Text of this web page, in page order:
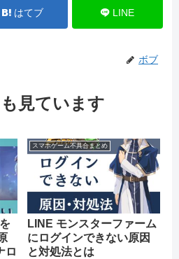
はてブ LINE
ボブ
見ています
ロ
スマホゲーム不具合まとめ
LINE モンスターファーム
にログインできない原因
と対処法とは